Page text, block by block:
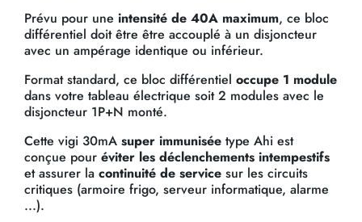
Prévu pour une intensité de 40A maximum, ce bloc
différentiel doit être être accouplé à un disjoncteur
avec un ampérage identique ou inférieur.
Format standard, ce bloc différentiel occupe 1 module
dans votre tableau électrique soit 2 modules avec le
disjoncteur 1P+N monté.
Cette vigi 30mA super immunisée type Ahi est
conçue pour éviter les déclenchements intempestifs
et assurer la continuité de service sur les circuits
critiques (armoire frigo, serveur informatique, alarme
...).